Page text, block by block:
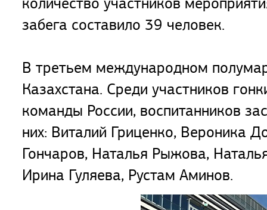
забега составило 39 человек.
В третьем международном
Казахстана. Среди участников
команды России, воспитанников
них: Виталий Гриценко, Вероника
Гончаров, Наталья Рыжова,
Ирина Гуляева, Рустам Аминов.